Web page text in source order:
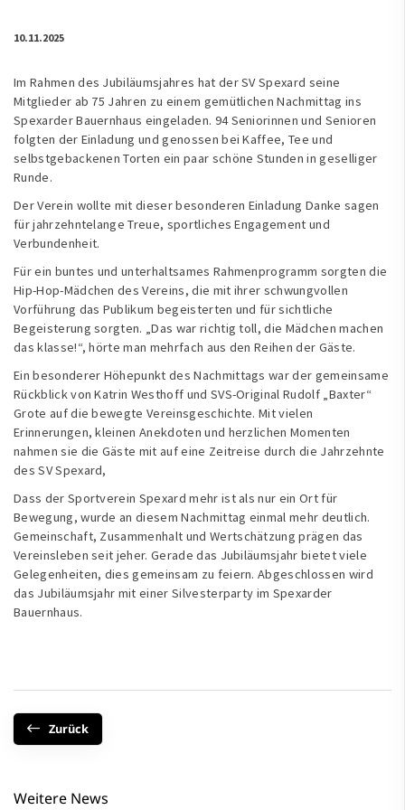
10.11.2025
Im Rahmen des Jubiläumsjahres hat der SV Spexard seine
Mitglieder ab 75 Jahren zu einem gemütlichen Nachmittag ins
Spexarder Bauernhaus eingeladen. 94 Seniorinnen und Senioren
folgten der Einladung und genossen bei Kaffee, Tee und
selbstgebackenen Torten ein paar schöne Stunden in geselliger
Runde.
Der Verein wollte mit dieser besonderen Einladung Danke sagen
für jahrzehntelange Treue, sportliches Engagement und
Verbundenheit.
Für ein buntes und unterhaltsames Rahmenprogramm sorgten die
Hip-Hop-Mädchen des Vereins, die mit ihrer schwungvollen
Vorführung das Publikum begeisterten und für sichtliche
Begeisterung sorgten. „Das war richtig toll, die Mädchen machen
das klasse!“, hörte man mehrfach aus den Reihen der Gäste.
Ein besonderer Höhepunkt des Nachmittags war der gemeinsame
Rückblick von Katrin Westhoff und SVS-Original Rudolf „Baxter“
Grote auf die bewegte Vereinsgeschichte. Mit vielen
Erinnerungen, kleinen Anekdoten und herzlichen Momenten
nahmen sie die Gäste mit auf eine Zeitreise durch die Jahrzehnte
des SV Spexard,
Dass der Sportverein Spexard mehr ist als nur ein Ort für
Bewegung, wurde an diesem Nachmittag einmal mehr deutlich.
Gemeinschaft, Zusammenhalt und Wertschätzung prägen das
Vereinsleben seit jeher. Gerade das Jubiläumsjahr bietet viele
Gelegenheiten, dies gemeinsam zu feiern. Abgeschlossen wird
das Jubiläumsjahr mit einer Silvesterparty im Spexarder
Bauernhaus.
Zurück
Weitere News